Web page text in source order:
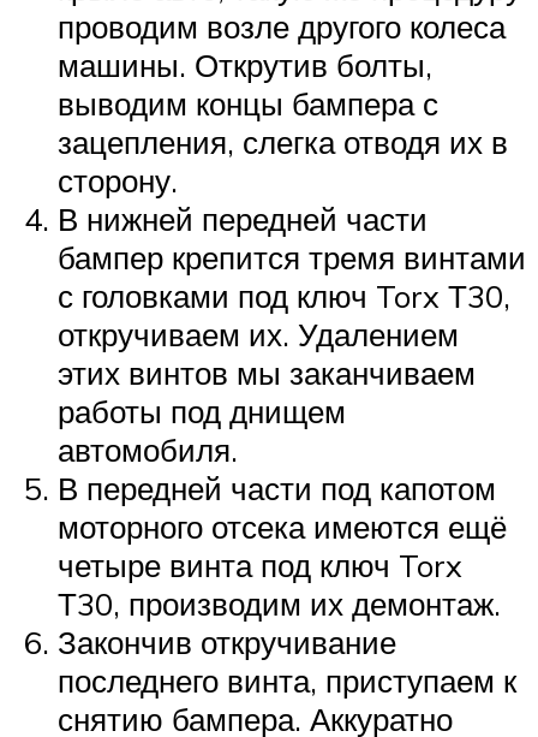
проводим возле другого колеса
машины. Открутив болты,
выводим концы бампера с
зацепления, слегка отводя их в
сторону.
В нижней передней части
бампер крепится тремя винтами
с головками под ключ Torx Т30,
откручиваем их. Удалением
этих винтов мы заканчиваем
работы под днищем
автомобиля.
В передней части под капотом
моторного отсека имеются ещё
четыре винта под ключ Torx
Т30, производим их демонтаж.
Закончив откручивание
последнего винта, приступаем к
снятию бампера. Аккуратно